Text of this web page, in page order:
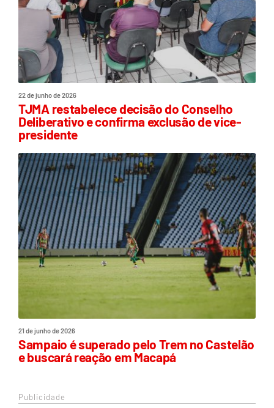
22 de junho de 2026
TJMA restabelece decisão do Conselho
Deliberativo e confirma exclusão de vice-
presidente
21 de junho de 2026
Sampaio é superado pelo Trem no Castelão
e buscará reação em Macapá
Publicidade